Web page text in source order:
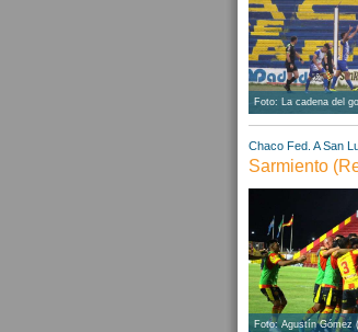
Foto: La cadena del
Chaco Fed. A San
Sarmiento
Foto: Agustín Gómez